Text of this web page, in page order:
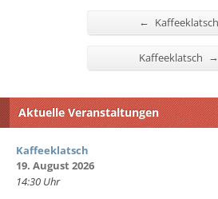
← Kaffeeklatsch
Kaffeeklatsch →
Aktuelle Veranstaltungen
Kaffeeklatsch
19. August 2026
14:30 Uhr